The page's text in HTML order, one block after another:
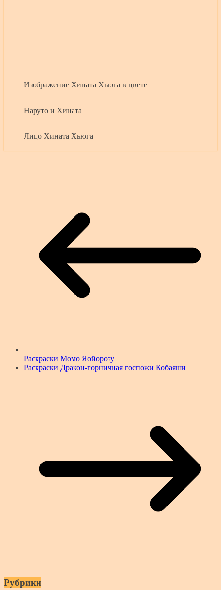
Изображение Хината Хьюга в цвете
Наруто и Хината
Лицо Хината Хьюга
Раскраски Момо Яойорозу
Раскраски Дракон-горничная госпожи Кобаяши
Рубрики